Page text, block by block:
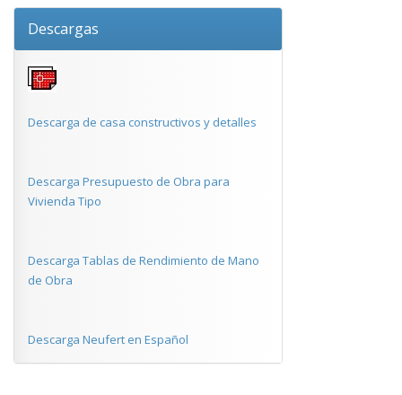
Descargas
Descarga de casa constructivos y detalles
Descarga Presupuesto de Obra para
Vivienda Tipo
Descarga Tablas de Rendimiento de Mano
de Obra
Descarga Neufert en Español